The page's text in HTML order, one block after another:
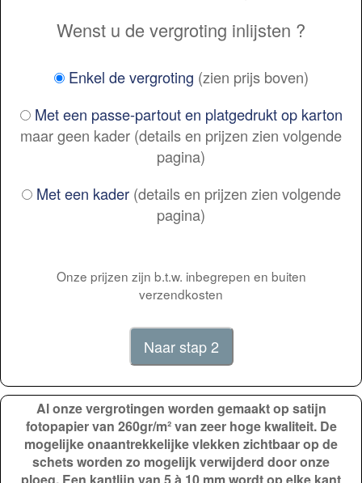
Wenst u de vergroting inlijsten ?
Enkel de vergroting (zien prijs boven)
Met een passe-partout en platgedrukt op karton
maar geen kader (details en prijzen zien volgende
pagina)
Met een kader(details en prijzen zien volgende
pagina)
Onze prijzen zijn b.t.w. inbegrepen en buiten
verzendkosten
Al onze vergrotingen worden gemaakt op satijn
fotopapier van 260gr/m² van zeer hoge kwaliteit. De
mogelijke onaantrekkelijke vlekken zichtbaar op de
schets worden zo mogelijk verwijderd door onze
ploeg. Een kantlijn van 5 à 10 mm wordt op elke kant